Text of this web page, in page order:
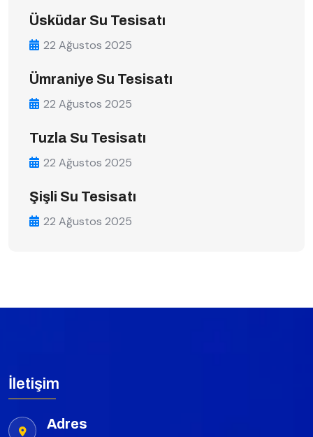
Üsküdar Su Tesisatı
22 Ağustos 2025
Ümraniye Su Tesisatı
22 Ağustos 2025
Tuzla Su Tesisatı
22 Ağustos 2025
Şişli Su Tesisatı
22 Ağustos 2025
İletişim
Adres